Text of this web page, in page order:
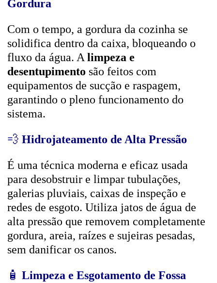
Gordura
Com o tempo, a gordura da cozinha se
solidifica dentro da caixa, bloqueando o
fluxo da água. A limpeza e
desentupimento são feitos com
equipamentos de sucção e raspagem,
garantindo o pleno funcionamento do
sistema.
💨 Hidrojateamento de Alta Pressão
É uma técnica moderna e eficaz usada
para desobstruir e limpar tubulações,
galerias pluviais, caixas de inspeção e
redes de esgoto. Utiliza jatos de água de
alta pressão que removem completamente
gordura, areia, raízes e sujeiras pesadas,
sem danificar os canos.
🧴 Limpeza e Esgotamento de Fossa